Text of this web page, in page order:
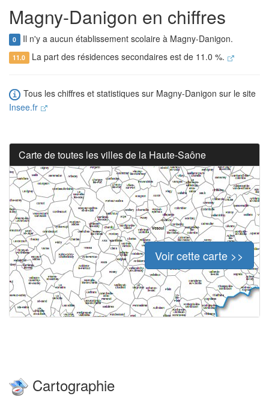
Magny-Danigon en chiffres
0 Il n'y a aucun établissement scolaire à Magny-Danigon.
11.0 La part des résidences secondaires est de 11.0 %.
Tous les chiffres et statistiques sur Magny-Danigon sur le site
Insee.fr
Carte de toutes les villes de la Haute-Saône
Voir cette carte >>
Cartographie